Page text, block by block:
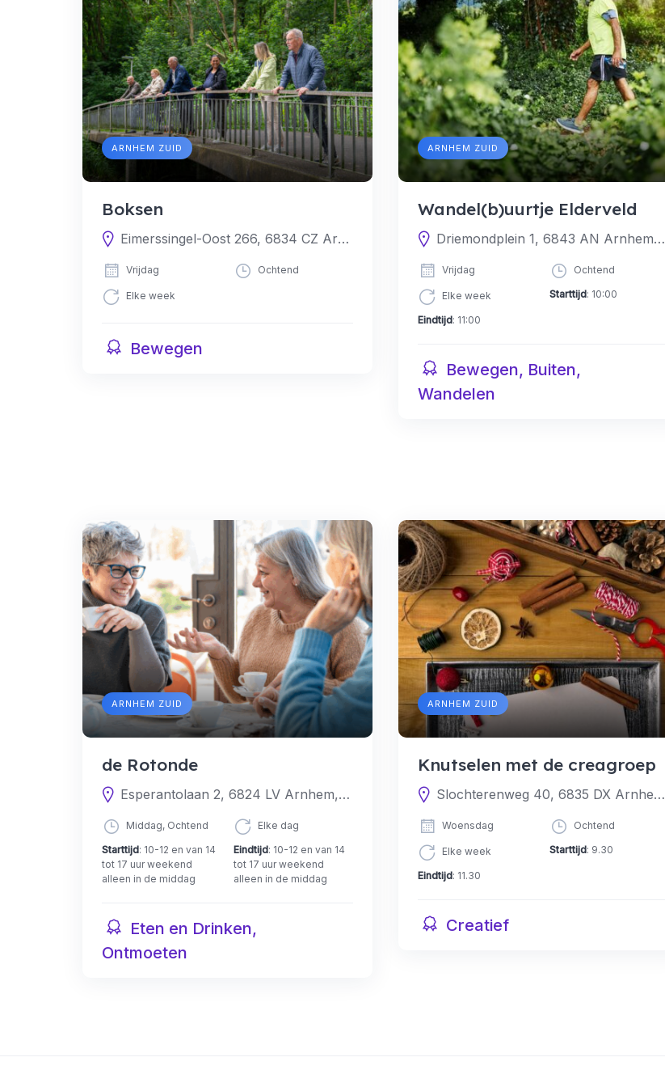
ARNHEM ZUID
Boksen
Eimerssingel-Oost 266, 6834 CZ Arnhem, Nederland
Vrijdag Ochtend
Elke week
Bewegen
ARNHEM ZUID
Wandel(b)uurtje Elderveld
Driemondplein 1, 6843 AN Arnhem, Nederland
Vrijdag Ochtend
Elke week Starttijd: 10:00
Eindtijd: 11:00
Bewegen, Buiten,
Wandelen
ARNHEM ZUID
de Rotonde
Esperantolaan 2, 6824 LV Arnhem, Nederland
Middag, Ochtend
Elke dag
Starttijd: 10-12 en van 14
tot 17 uur weekend
alleen in de middag
Eindtijd: 10-12 en van 14
tot 17 uur weekend
alleen in de middag
Eten en Drinken,
Ontmoeten
ARNHEM ZUID
Knutselen met de creagroep
Slochterenweg 40, 6835 DX Arnhem, Nederland
Woensdag Ochtend
Elke week Starttijd: 9.30
Eindtijd: 11.30
Creatief